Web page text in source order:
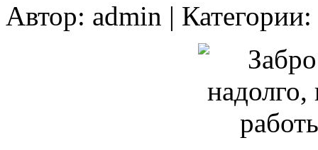
Автор: admin | Категории: